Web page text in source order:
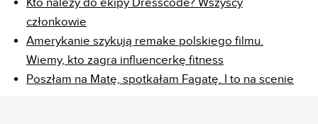
członkowie
Amerykanie szykują remake polskiego filmu.
Wiemy, kto zagra influencerkę fitness
Poszłam na Matę, spotkałam Fagatę. I to na scenie